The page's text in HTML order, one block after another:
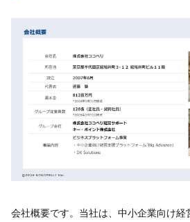
会社概要です。当社は、中小企業向け経